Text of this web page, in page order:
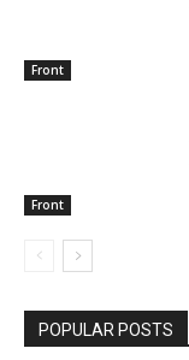
Front
Front
POPULAR POSTS